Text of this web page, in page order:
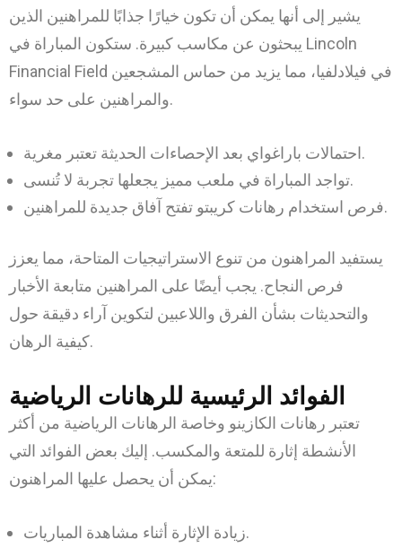
يشير إلى أنها يمكن أن تكون خيارًا جذابًا للمراهنين الذين
يبحثون عن مكاسب كبيرة. ستكون المباراة في Lincoln
Financial Field في فيلادلفيا، مما يزيد من حماس المشجعين
والمراهنين على حد سواء.
احتمالات باراغواي بعد الإحصاءات الحديثة تعتبر مغرية.
تواجد المباراة في ملعب مميز يجعلها تجربة لا تُنسى.
فرص استخدام رهانات كريبتو تفتح آفاق جديدة للمراهنين.
يستفيد المراهنون من تنوع الاستراتيجيات المتاحة، مما يعزز
فرص النجاح. يجب أيضًا على المراهنين متابعة الأخبار
والتحديثات بشأن الفرق واللاعبين لتكوين آراء دقيقة حول
كيفية الرهان.
الفوائد الرئيسية للرهانات الرياضية
تعتبر رهانات الكازينو وخاصة الرهانات الرياضية من أكثر
الأنشطة إثارة للمتعة والمكسب. إليك بعض الفوائد التي
يمكن أن يحصل عليها المراهنون:
زيادة الإثارة أثناء مشاهدة المباريات.